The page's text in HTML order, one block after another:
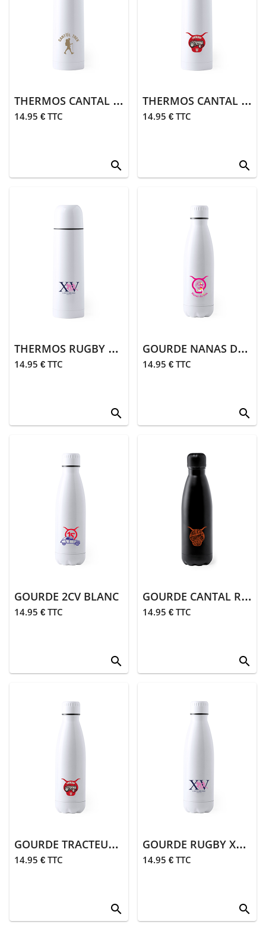
Accessoires
> Bonnets
> Bagagerie
chèches
sous-
vêtements
> Porte clés
> Mugs
> Parapluies
> Accessoires
de sommelier
> Peluches,
> Stickers
> Divers
> Gourdes,
> Cantal
> I love cantal
> Auvergnat
rouge
> Auvergnat
de paris
> Femme
THERMOS CANTAL TREK BLANC
14.95 € TTC
search
THERMOS CANTAL ROAD BLANC
14.95 € TTC
search
THERMOS RUGBY XV BLANC
14.95 € TTC
search
GOURDE NANAS DU TREK
14.95 € TTC
search
GOURDE 2CV BLANC
14.95 € TTC
search
GOURDE CANTAL ROAD NOIR
14.95 € TTC
search
GOURDE TRACTEUR BLANC
14.95 € TTC
search
GOURDE RUGBY XV BLANC
14.95 € TTC
search